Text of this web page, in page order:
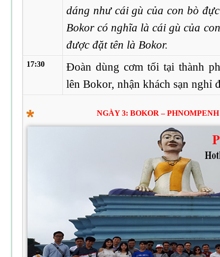
dáng như cái gù của con bò
Bokor có nghĩa là cái gù của
được đặt tên là Bokor.
17:30
Đoàn dùng cơm tối tại thành
lên Bokor, nhận khách sạn nghỉ
NGÀY 3: BOKOR –